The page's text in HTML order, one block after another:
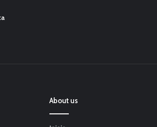
About us